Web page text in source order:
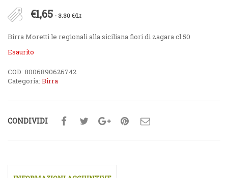
€1,65 - 3.30 €/Lt
Birra Moretti le regionali alla siciliana fiori di zagara cl.50
Esaurito
COD: 8006890626742
Categoria: Birra
CONDIVIDI